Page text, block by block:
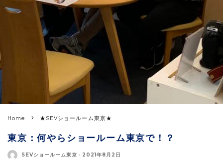
Home ★SEVショールーム東京★
東京：何やらショールーム東京で！？
SEVショールーム東京 · 2021年8月2日